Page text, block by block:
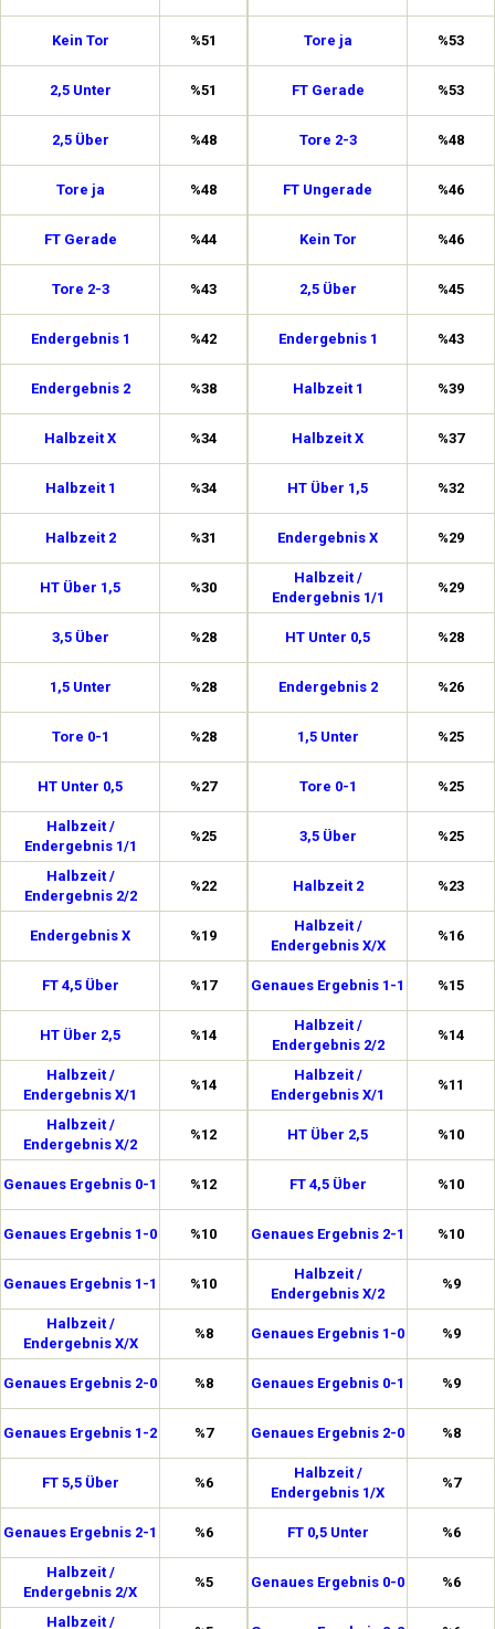
Kein Tor %51
2,5 Unter %51
2,5 Über %48
Tore ja %48
FT Gerade %44
Tore 2-3 %43
Endergebnis 1 %42
Endergebnis 2 %38
Halbzeit X %34
Halbzeit 1 %34
Halbzeit 2 %31
HT Über 1,5 %30
3,5 Über %28
1,5 Unter %28
Tore 0-1 %28
HT Unter 0,5 %27
Halbzeit /
Endergebnis 1/1
%25
Halbzeit /
Endergebnis 2/2
%22
Endergebnis X %19
FT 4,5 Über %17
HT Über 2,5 %14
Halbzeit /
Endergebnis X/1
%14
Halbzeit /
Endergebnis X/2
%12
Genaues Ergebnis 0-1 %12
Genaues Ergebnis 1-0 %10
Genaues Ergebnis 1-1 %10
Halbzeit /
Endergebnis X/X
%8
Genaues Ergebnis 2-0 %8
Genaues Ergebnis 1-2 %7
FT 5,5 Über %6
Genaues Ergebnis 2-1 %6
Halbzeit /
Endergebnis 2/X
%5
Halbzeit /
Tore ja %53
FT Gerade %53
Tore 2-3 %48
FT Ungerade %46
Kein Tor %46
2,5 Über %45
Endergebnis 1 %43
Halbzeit 1 %39
Halbzeit X %37
HT Über 1,5 %32
Endergebnis X %29
Halbzeit /
Endergebnis 1/1
%29
HT Unter 0,5 %28
Endergebnis 2 %26
1,5 Unter %25
Tore 0-1 %25
3,5 Über %25
Halbzeit 2 %23
Halbzeit /
Endergebnis X/X
%16
Genaues Ergebnis 1-1 %15
Halbzeit /
Endergebnis 2/2
%14
Halbzeit /
Endergebnis X/1
%11
HT Über 2,5 %10
FT 4,5 Über %10
Genaues Ergebnis 2-1 %10
Halbzeit /
Endergebnis X/2
%9
Genaues Ergebnis 1-0 %9
Genaues Ergebnis 0-1 %9
Genaues Ergebnis 2-0 %8
Halbzeit /
Endergebnis 1/X
%7
FT 0,5 Unter %6
Genaues Ergebnis 0-0 %6